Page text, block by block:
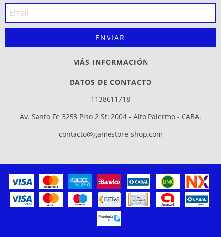
MÁS INFORMACIÓN
DATOS DE CONTACTO
1138611718
Av. Santa Fe 3253 Piso 2 St: 2004 - Alto Palermo - CABA.
contacto@gamestore-shop.com